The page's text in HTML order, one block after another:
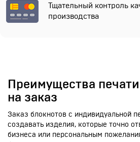
Тщательный контроль
производства
Преимущества
на заказ
Заказ блокнотов с индивидуальной
создавать изделия, которые точно
бизнеса или персональным